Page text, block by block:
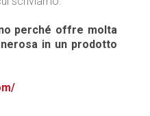
perché offre molta
in un prodotto